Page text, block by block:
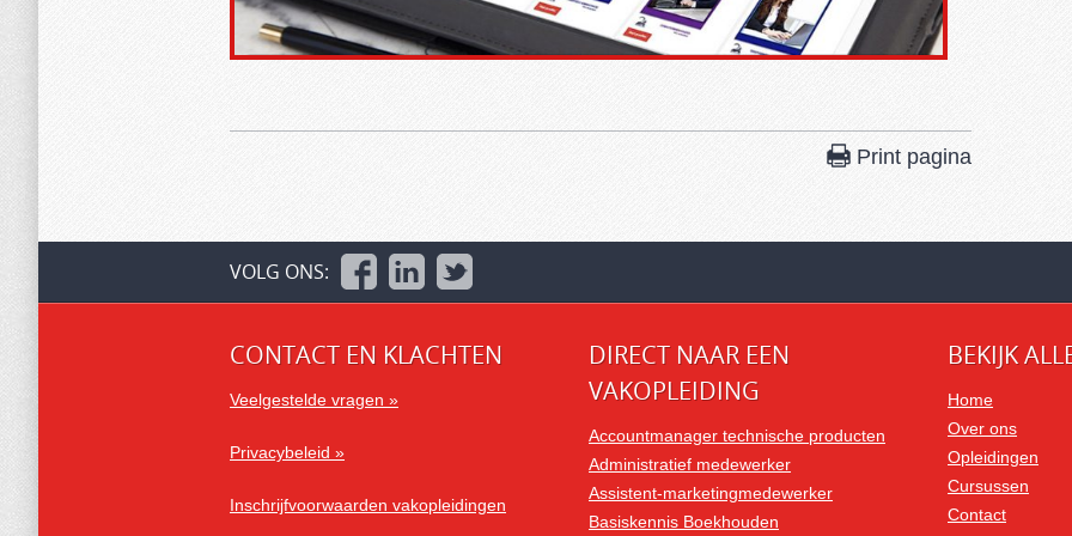
Print pagina
VOLG ONS:
CONTACT EN KLACHTEN
Veelgestelde vragen »
Privacybeleid »
Inschrijfvoorwaarden vakopleidingen
DIRECT NAAR EEN
VAKOPLEIDING
Accountmanager technische producten
Administratief medewerker
Assistent-marketingmedewerker
Basiskennis Boekhouden
BEKIJK
Home
Over ons
Opleidingen
Cursussen
Contact